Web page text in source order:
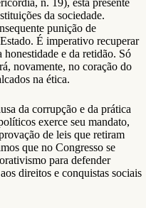
da sociedade.
punição de
É imperativo recuperar
e da retidão. Só
novamente, no coração do
na ética.
da corrupção e da prática
exerce seu mandato,
de leis que retiram
que no Congresso se
para defender
direitos e conquistas sociais